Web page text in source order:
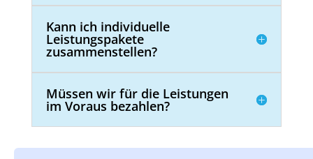
Kann ich individuelle
Leistungspakete
zusammenstellen?
Müssen wir für die Leistungen
im Voraus bezahlen?